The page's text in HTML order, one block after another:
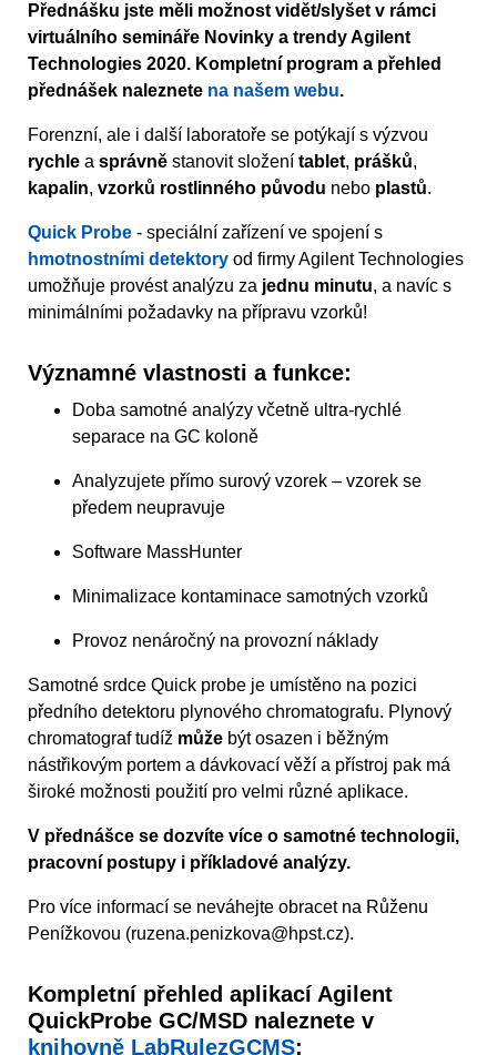
Přednášku jste měli možnost vidět/slyšet v rámci
virtuálního semináře Novinky a trendy Agilent
Technologies 2020. Kompletní program a přehled
přednášek naleznete na našem webu.
Forenzní, ale i další laboratoře se potýkají s výzvou
rychle a správně stanovit složení tablet, prášků,
kapalin, vzorků rostlinného původu nebo plastů.
Quick Probe - speciální zařízení ve spojení s
hmotnostními detektory od firmy Agilent Technologies
umožňuje provést analýzu za jednu minutu, a navíc s
minimálními požadavky na přípravu vzorků!
Významné vlastnosti a funkce:
Doba samotné analýzy včetně ultra-rychlé
separace na GC koloně
Analyzujete přímo surový vzorek – vzorek se
předem neupravuje
Software MassHunter
Minimalizace kontaminace samotných vzorků
Provoz nenáročný na provozní náklady
Samotné srdce Quick probe je umístěno na pozici
předního detektoru plynového chromatografu. Plynový
chromatograf tudíž může být osazen i běžným
nástřikovým portem a dávkovací věží a přístroj pak má
široké možnosti použití pro velmi různé aplikace.
V přednášce se dozvíte více o samotné technologii,
pracovní postupy i příkladové analýzy.
Pro více informací se neváhejte obracet na Růženu
Penížkovou (ruzena.penizkova@hpst.cz).
Kompletní přehled aplikací Agilent
QuickProbe GC/MSD naleznete v
knihovně LabRulezGCMS: